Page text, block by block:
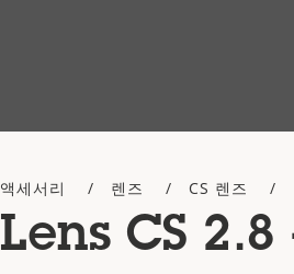
액세서리 렌즈 CS 렌즈
Lens CS